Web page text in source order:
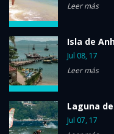
Leer más
Isla de
Jul 08, 17
Leer más
Laguna
Jul 07, 17